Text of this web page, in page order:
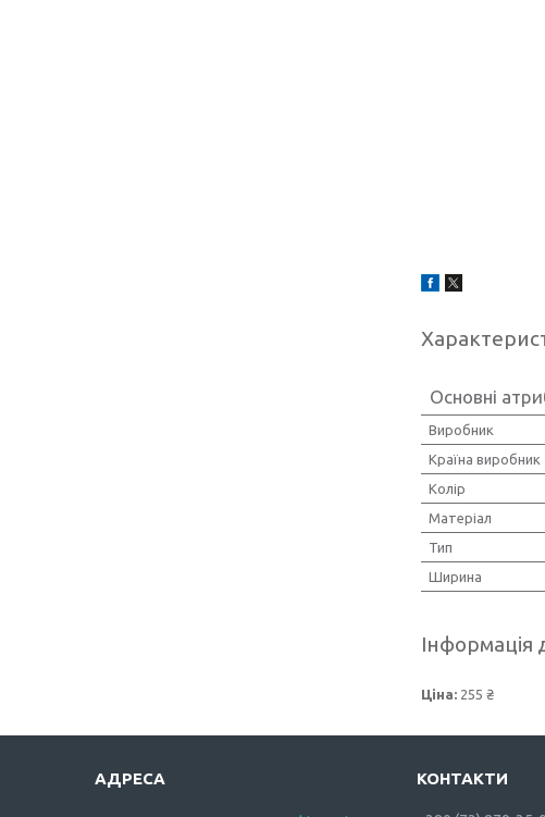
Основні
Виробник
Країна виробник
Колір
Матеріал
Тип
Ширина
Інформація
Ціна: 255 ₴